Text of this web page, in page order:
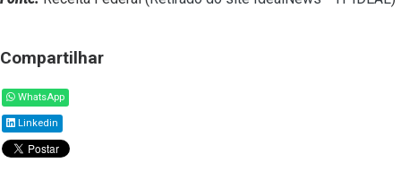
Compartilhar
WhatsApp
Linkedin